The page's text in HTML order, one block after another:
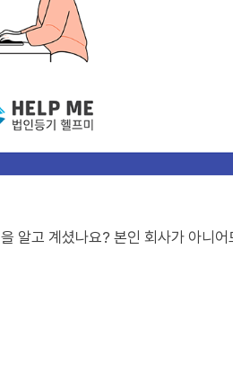
을 알고 계셨나요? 본인 회사가 아니